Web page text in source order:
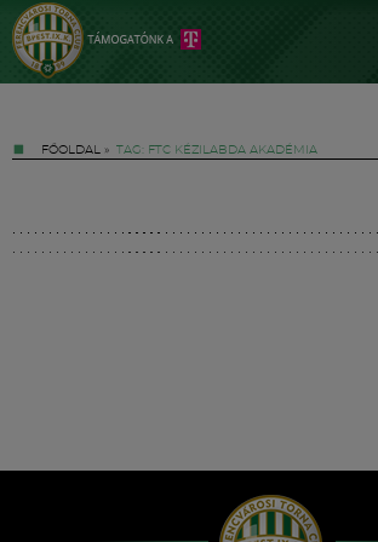
FŐOLDAL » TAG: FTC KÉZILABDA AKADÉMIA
Hírek